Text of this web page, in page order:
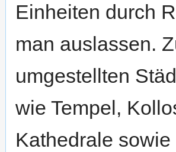
Einheiten durch
man auslassen.
umgestellten
wie Tempel,
Kathedrale